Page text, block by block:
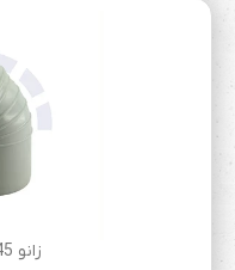
زانو 45 درجه سایز 90